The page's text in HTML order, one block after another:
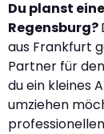
Du planst
Regensburg?
aus Frankfurt
Partner für den
du ein kleines
umziehen